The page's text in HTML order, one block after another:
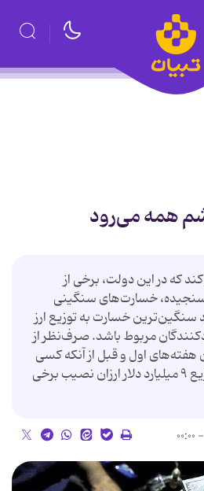
همه می‌رود
که در این دولت‌، برخی از
خسارت‌های سنگینی
سنگین‌ترین خسارت به توزیع ارز
مربوط باشد. صرف‌نظر از
هفته‌های اول و قبل از آنکه کسی
خبردار شود، به برکت توزیع ۹ میلیارد دلار ارزان نصیب برخی